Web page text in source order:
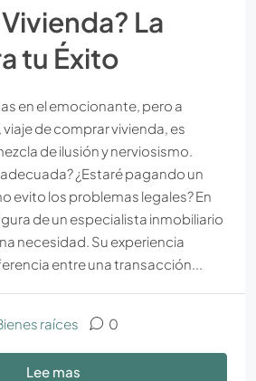
La
tu Éxito
en el emocionante, pero a
de comprar vivienda, es
de ilusión y nerviosismo.
¿Estaré pagando un
evito los problemas legales? En
de un especialista inmobiliario
necesidad. Su experiencia
entre una transacción...
raíces 0
Lee mas